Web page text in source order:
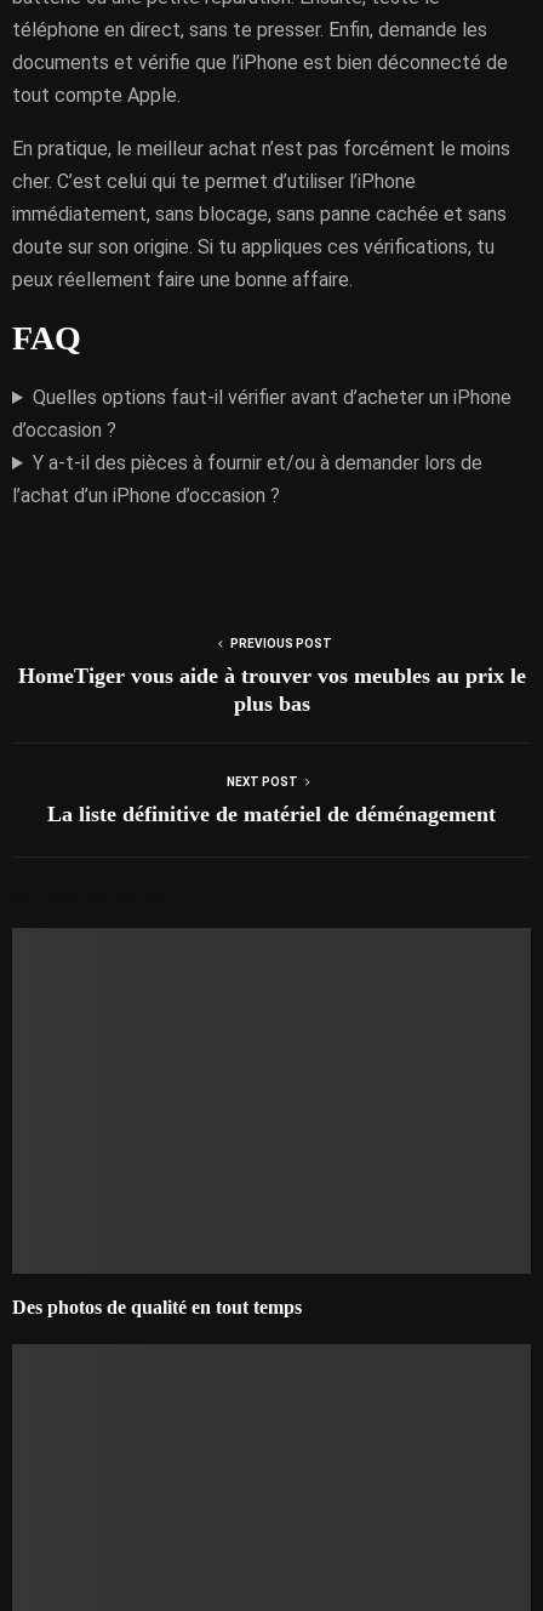
téléphone en direct, sans te presser. Enfin, demande les
documents et vérifie que l’iPhone est bien déconnecté de
tout compte Apple.
En pratique, le meilleur achat n’est pas forcément le moins
cher. C’est celui qui te permet d’utiliser l’iPhone
immédiatement, sans blocage, sans panne cachée et sans
doute sur son origine. Si tu appliques ces vérifications, tu
peux réellement faire une bonne affaire.
FAQ
Quelles options faut-il vérifier avant d’acheter un iPhone
d’occasion ?
Y a-t-il des pièces à fournir et/ou à demander lors de
l’achat d’un iPhone d’occasion ?
PREVIOUS POST
HomeTiger vous aide à trouver vos meubles au prix le
plus bas
NEXT POST
La liste définitive de matériel de déménagement
Des photos de qualité en tout temps